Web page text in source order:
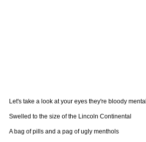
Let's take a look at your eyes they're bloody mental
Swelled to the size of the Lincoln Continental
A bag of pills and a pag of ugly menthols